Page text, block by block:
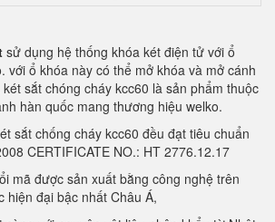
sử dụng hệ thống khóa két điện tử với ổ
với ổ khóa này có thể mở khóa và mở cánh
sắt chóng cháy kcc60 là sản phẩm thuộc
hàn quốc mang thương hiệu welko.
sắt chống cháy kcc60 đều đạt tiêu chuẩn
CERTIFICATE NO.: HT 2776.12.17
mã được sản xuất bằng công nghệ trên
hiện đại bậc nhất Châu Á,